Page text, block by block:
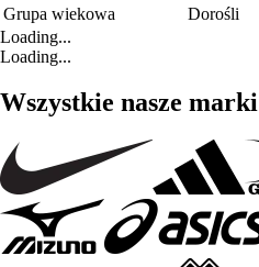
Grupa wiekowa
Dorośli
Loading...
Loading...
Wszystkie nasze marki